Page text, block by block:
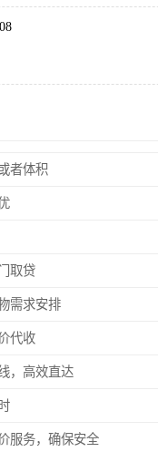
者体积
取贷
需求安排
代收
，高效直达
服务，确保安全